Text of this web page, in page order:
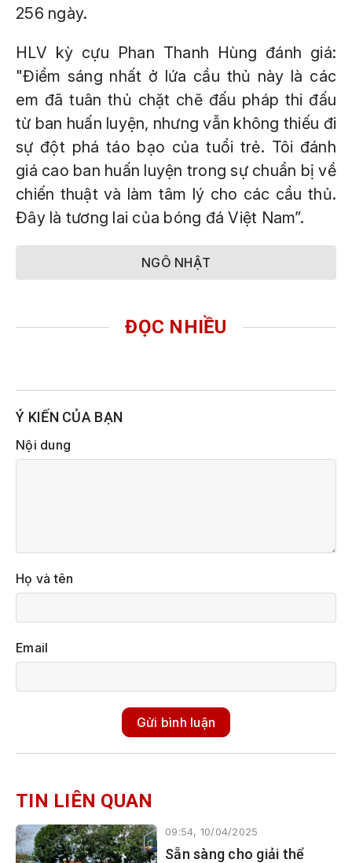
256 ngày.
HLV kỳ cựu Phan Thanh Hùng đánh giá:
"Điểm sáng nhất ở lứa cầu thủ này là các
em đã tuân thủ chặt chẽ đấu pháp thi đấu
từ ban huấn luyện, nhưng vẫn không thiếu đi
sự đột phá táo bạo của tuổi trẻ. Tôi đánh
giá cao ban huấn luyện trong sự chuẩn bị về
chiến thuật và làm tâm lý cho các cầu thủ.
Đây là tương lai của bóng đá Việt Nam”.
NGÔ NHẬT
ĐỌC NHIỀU
Ý KIẾN CỦA BẠN
Nội dung
Họ và tên
Email
Gửi bình luận
TIN LIÊN QUAN
09:54, 10/04/2025
Sẵn sàng cho giải thể